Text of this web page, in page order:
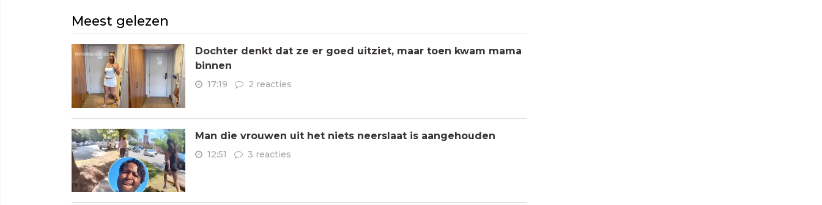
Meest gelezen
Dochter denkt dat ze er goed uitziet, maar toen kwam mama
binnen
17:19 2 reacties
Man die vrouwen uit het niets neerslaat is aangehouden
12:51 3 reacties